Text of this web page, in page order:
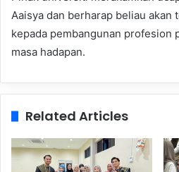
Aaisya dan berharap beliau akan
kepada pembangunan profesion
masa hadapan.
Related Articles